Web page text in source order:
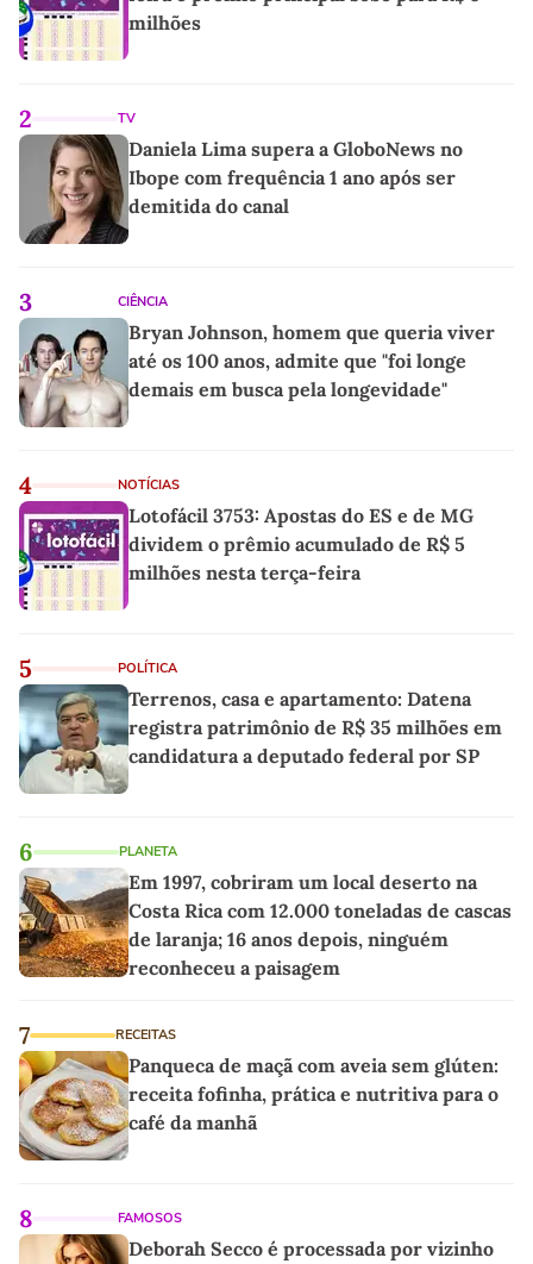
milhões
2 TV
Daniela Lima supera a GloboNews no
Ibope com frequência 1 ano após ser
demitida do canal
3 CIÊNCIA
Bryan Johnson, homem que queria viver
até os 100 anos, admite que "foi longe
demais em busca pela longevidade"
4 NOTÍCIAS
Lotofácil 3753: Apostas do ES e de MG
dividem o prêmio acumulado de R$ 5
milhões nesta terça-feira
5 POLÍTICA
Terrenos, casa e apartamento: Datena
registra patrimônio de R$ 35 milhões em
candidatura a deputado federal por SP
6 PLANETA
Em 1997, cobriram um local deserto na
Costa Rica com 12.000 toneladas de cascas
de laranja; 16 anos depois, ninguém
reconheceu a paisagem
7 RECEITAS
Panqueca de maçã com aveia sem glúten:
receita fofinha, prática e nutritiva para o
café da manhã
8 FAMOSOS
Deborah Secco é processada por vizinho